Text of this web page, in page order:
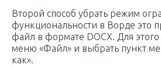
Второй способ убрать режим
функциональности в Ворде это
файл в формате DOCX. Для
меню «Файл» и выбрать пункт
как».